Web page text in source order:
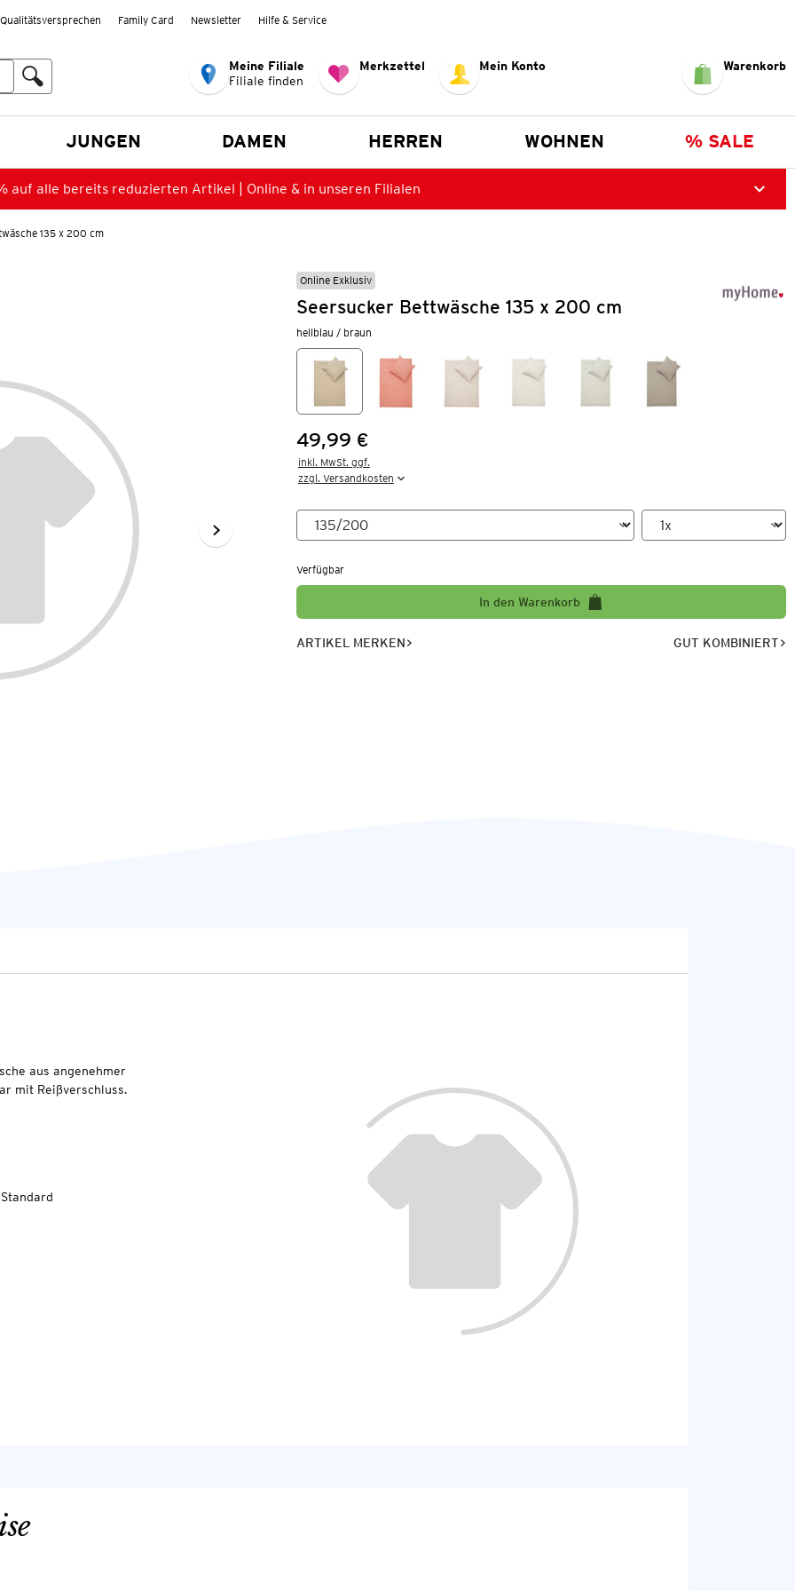
Qualitätsversprechen Family Card Newsletter Hilfe & Service
Meine Filiale
Filiale finden
Merkzettel Mein Konto Warenkorb
JUNGEN DAMEN HERREN WOHNEN % SALE
auf alle bereits reduzierten Artikel | Online & in unseren Filialen
135 x 200 cm
Online Exklusiv
Seersucker Bettwäsche 135 x 200 cm
hellblau / braun
Preis:
49,99 €
inkl. MwSt. ggf.
zzgl. Versandkosten
Verfügbar
In den Warenkorb
ARTIKEL MERKEN GUT KOMBINIERT
aus angenehmer
mit Reißverschluss.